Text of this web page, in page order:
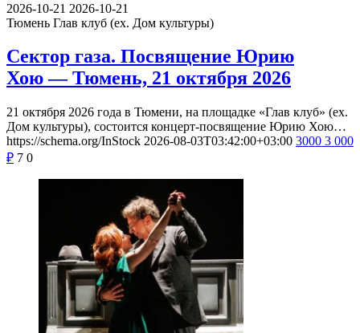
2026-10-21 2026-10-21
Тюмень Глав клуб (ex. Дом культуры)
Сектор газа. Посвящение Юрию
Хою — Тюмень, 21 октября 2026
21 октября 2026 года в Тюмени, на площадке «Глав клуб» (ex.
Дом культуры), состоится концерт-посвящение Юрию Хою…
https://schema.org/InStock 2026-08-03T03:42:00+03:00 3000 3 000
₽ 7 0